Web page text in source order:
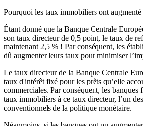
Pourquoi les taux immobiliers ont augmenté
Étant donné que la Banque Centrale
son taux directeur de 0,5 point, le taux de
maintenant 2,5 % ! Par conséquent, les
dû augmenter leurs taux pour minimiser
Le taux directeur de la Banque Centrale
taux d'intérêt fixé pour les prêts qu’elle
commerciales. Par conséquent, les banques
taux immobiliers à ce taux directeur, l’un
conventionnels de la politique monétaire.